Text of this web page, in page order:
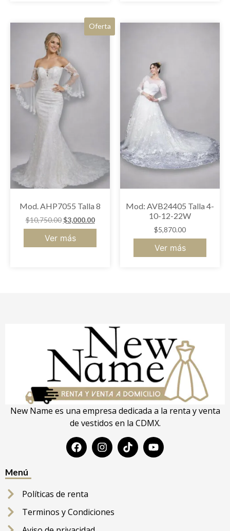
Oferta
Mod. AHP7055 Talla 8
$10,750.00 $3,000.00
Ver más
Mod: AVB24405 Talla 4-
10-12-22W
$5,870.00
Ver más
New Name es una empresa dedicada a la renta y venta
de vestidos en la CDMX.
Menú
Políticas de renta
Terminos y Condiciones